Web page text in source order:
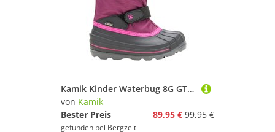
Kamik Kinder Waterbug 8G GTX Winterstiefel
von Kamik
Bester Preis
89,95 € 99,95 €
gefunden bei Bergzeit